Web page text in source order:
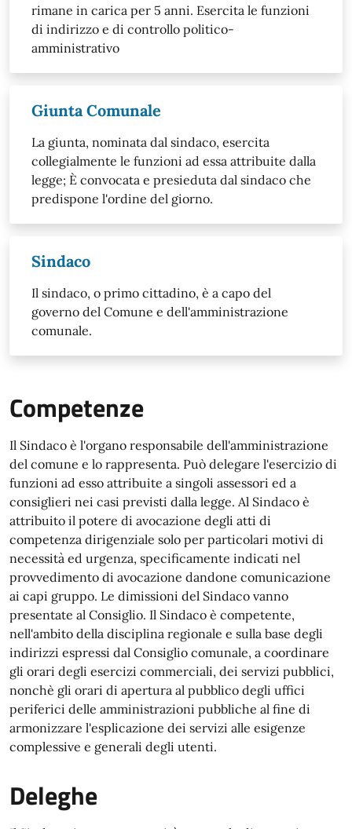
rimane in carica per 5 anni. Esercita le funzioni
di indirizzo e di controllo politico-
amministrativo
Giunta Comunale
​La giunta, nominata dal sindaco, esercita
collegialmente le funzioni ad essa attribuite dalla
legge; È convocata e presieduta dal sindaco che
predispone l'ordine del giorno.
Sindaco
Il sindaco, o primo cittadino, è a capo del
governo del Comune e dell'amministrazione
comunale.
Competenze
Il Sindaco è l'organo responsabile dell'amministrazione
del comune e lo rappresenta. Può delegare l'esercizio di
funzioni ad esso attribuite a singoli assessori ed a
consiglieri nei casi previsti dalla legge. Al Sindaco è
attribuito il potere di avocazione degli atti di
competenza dirigenziale solo per particolari motivi di
necessità ed urgenza, specificamente indicati nel
provvedimento di avocazione dandone comunicazione
ai capi gruppo. Le dimissioni del Sindaco vanno
presentate al Consiglio. Il Sindaco è competente,
nell'ambito della disciplina regionale e sulla base degli
indirizzi espressi dal Consiglio comunale, a coordinare
gli orari degli esercizi commerciali, dei servizi pubblici,
nonchè gli orari di apertura al pubblico degli uffici
periferici delle amministrazioni pubbliche al fine di
armonizzare l'esplicazione dei servizi alle esigenze
complessive e generali degli utenti.
Deleghe